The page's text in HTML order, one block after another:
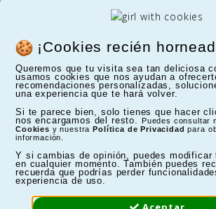
¡Cookies recién
Queremos que tu visita sea tan deliciosa
usamos cookies que nos ayudan a
recomendaciones personalizadas,
una experiencia que te hará volver.
Si te parece bien, solo tienes que hacer
nos encargamos del resto.
Puedes consultar
Cookies y nuestra Política de Privacidad para
información.
Y si cambias de opinión, puedes modificar
en cualquier momento. También puedes
recuerda que podrías perder
experiencia de uso.
Mostrando 1-12 de 12 artículo(s)